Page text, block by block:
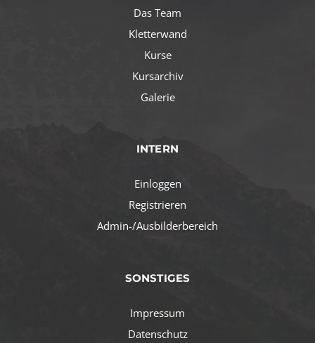
Das Team
Kletterwand
Kurse
Kursarchiv
Galerie
INTERN
Einloggen
Registrieren
Admin-/Ausbilderbereich
SONSTIGES
Impressum
Datenschutz